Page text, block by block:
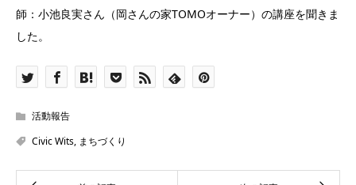
師：小池良実さん（岡さんの家TOMOオーナー）の講座を聞きま
した。
活動報告
Civic Wits, まちづくり